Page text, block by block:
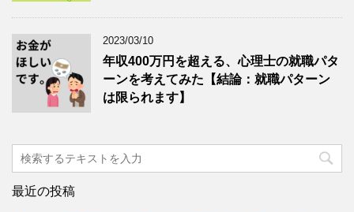
2023/03/10
年収400万円を超える、心理士の就職パタ
ーンを考えてみた【結論：就職パターン
は限られます】
最近の投稿